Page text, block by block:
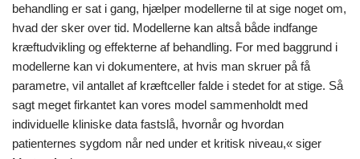
behandling er sat i gang, hjælper modellerne til at sige noget om,
hvad der sker over tid. Modellerne kan altså både indfange
kræftudvikling og effekterne af behandling. For med baggrund i
modellerne kan vi dokumentere, at hvis man skruer på få
parametre, vil antallet af kræftceller falde i stedet for at stige. Så
sagt meget firkantet kan vores model sammenholdt med
individuelle kliniske data fastslå, hvornår og hvordan
patienternes sygdom når ned under et kritisk niveau,« siger